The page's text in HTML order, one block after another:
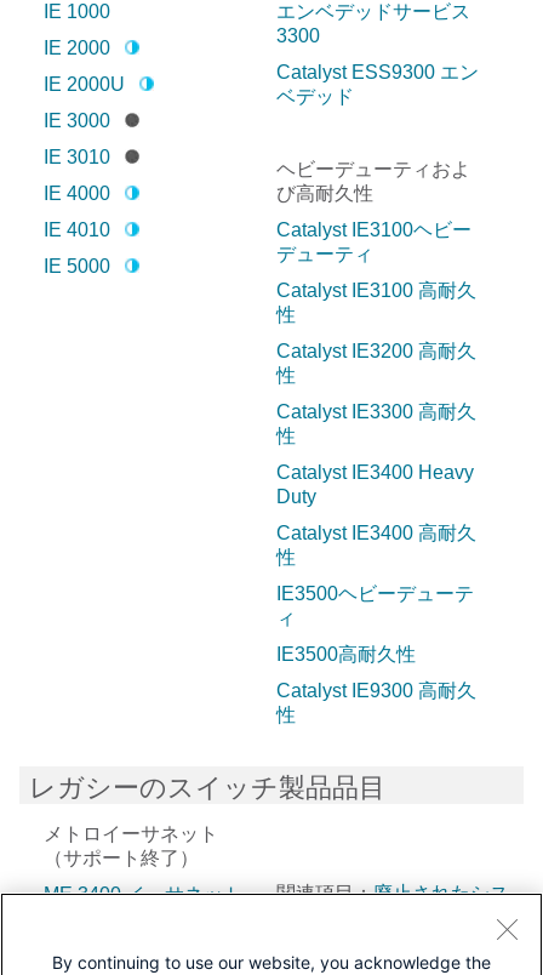
IE 1000
IE 2000
IE 2000U
IE 3000
IE 3010
IE 4000
IE 4010
IE 5000
エンベデッドサービス
3300
Catalyst ESS9300 エン
ベデッド
ヘビーデューティおよ
び高耐久性
Catalyst IE3100ヘビー
デューティ
Catalyst IE3100 高耐久
性
Catalyst IE3200 高耐久
性
Catalyst IE3300 高耐久
性
Catalyst IE3400 Heavy
Duty
Catalyst IE3400 高耐久
性
IE3500ヘビーデューテ
ィ
IE3500高耐久性
Catalyst IE9300 高耐久
性
レガシーのスイッチ製品品目
メトロイーサネット
（サポート終了）
ME 3400 イーサネット
関連項目：廃止されたシス
By continuing to use our website, you acknowledge the